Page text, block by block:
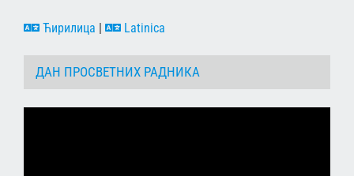
Ћирилица | Latinica
ДАН ПРОСВЕТНИХ РАДНИКА